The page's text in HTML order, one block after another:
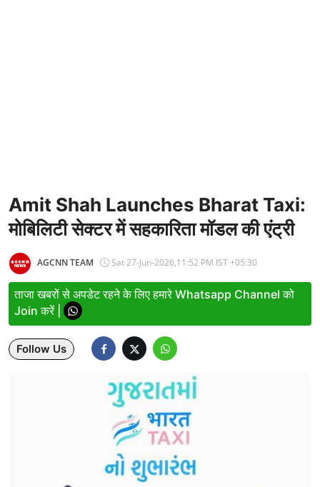
Business
Relationship
Education
Defence & Security
Environment
Lifestyle
Amit Shah Launches Bharat Taxi:
मोबिलिटी सेक्टर में सहकारिता मॉडल की एंट्री
AGCNN TEAM Sat 27-Jun-2026,11:52 PM IST +05:30
ताजा खबरों से अपडेट रहने के लिए हमारे Whatsapp Channel को
Join करें |
Follow Us